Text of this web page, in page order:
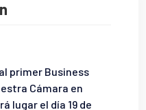
primer Business
Cámara en
lugar el día 19 de